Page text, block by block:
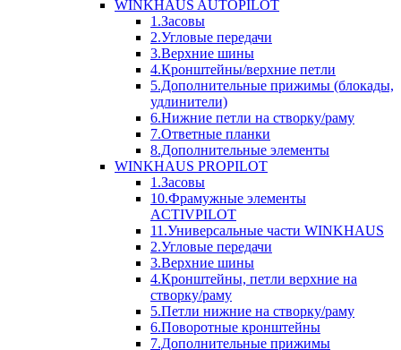
WINKHAUS AUTOPILOT
1.Засовы
2.Угловые передачи
3.Верхние шины
4.Кронштейны/верхние петли
5.Дополнительные прижимы (блокады,
удлинители)
6.Нижние петли на створку/раму
7.Ответные планки
8.Дополнительные элементы
WINKHAUS PROPILOT
1.Засовы
10.Фрамужные элементы
ACTIVPILOT
11.Универсальные части WINKHAUS
2.Угловые передачи
3.Верхние шины
4.Кронштейны, петли верхние на
створку/раму
5.Петли нижние на створку/раму
6.Поворотные кронштейны
7.Дополнительные прижимы